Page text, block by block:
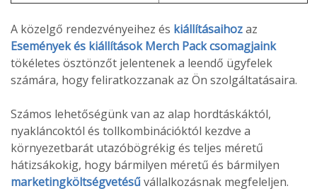
A közelgő rendezvényeihez és kiállításaihozaz
Események és kiállítások Merch Pack csomagjaink
tökéletes ösztönzőt jelentenek a leendő ügyfelek
számára, hogy feliratkozzanak az Ön szolgáltatásaira.
Számos lehetőségünk van az alap hordtáskáktól,
nyakláncoktól és tollkombinációktól kezdve a
környezetbarát utazóbögrékig és teljes méretű
hátizsákokig, hogy bármilyen méretű és bármilyen
marketingköltségvetésűvállalkozásnak megfeleljen.